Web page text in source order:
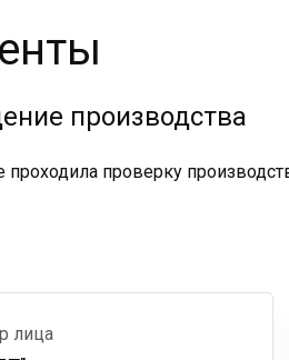
производства
проверку
лица